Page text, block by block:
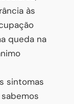
às
queda na
sintomas